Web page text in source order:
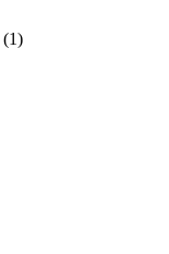
(1)